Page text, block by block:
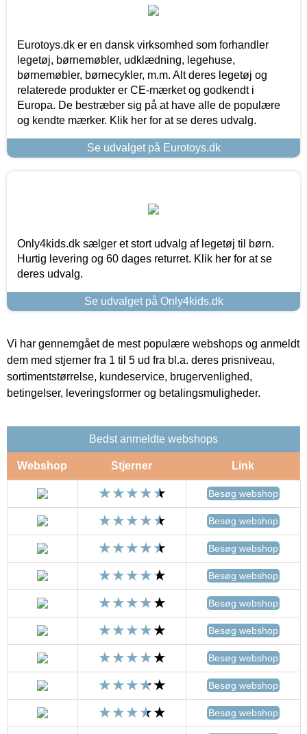
Eurotoys.dk er en dansk virksomhed som forhandler
legetøj, børnemøbler, udklædning, legehuse,
børnemøbler, børnecykler, m.m. Alt deres legetøj og
relaterede produkter er CE-mærket og godkendt i
Europa. De bestræber sig på at have alle de populære
og kendte mærker. Klik her for at se deres udvalg.
Se udvalget på Eurotoys.dk
Only4kids.dk sælger et stort udvalg af legetøj til børn.
Hurtig levering og 60 dages returret. Klik her for at se
deres udvalg.
Se udvalget på Only4kids.dk
Vi har gennemgået de mest populære webshops og anmeldt
dem med stjerner fra 1 til 5 ud fra bl.a. deres prisniveau,
sortimentstørrelse, kundeservice, brugervenlighed,
betingelser, leveringsformer og betalingsmuligheder.
Bedst anmeldte webshops
Webshop Stjerner Link
Besøg webshop
Besøg webshop
Besøg webshop
Besøg webshop
Besøg webshop
Besøg webshop
Besøg webshop
Besøg webshop
Besøg webshop